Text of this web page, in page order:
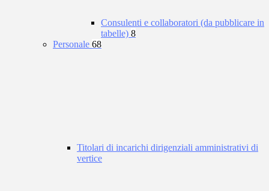
Consulenti e collaboratori (da pubblicare in
tabelle) 8
Personale 68
Titolari di incarichi dirigenziali amministrativi di
vertice